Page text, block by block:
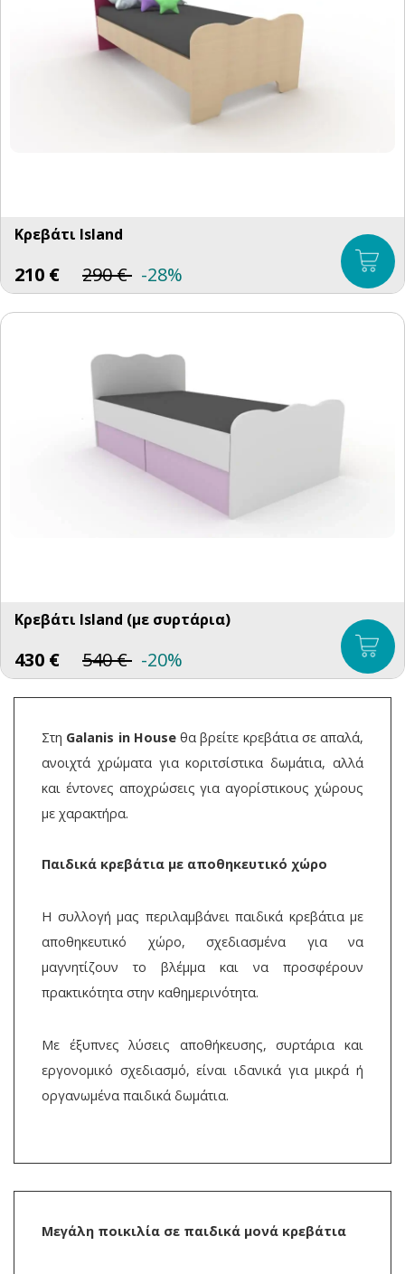
Κρεβάτι Island
210 € 290€ -28%
Κρεβάτι Island (με συρτάρια)
430 € 540€ -20%
Στη Galanis in Houseθα βρείτε κρεβάτια σε απαλά,
ανοιχτά χρώματα για κοριτσίστικα δωμάτια, αλλά
και έντονες αποχρώσεις για αγορίστικους χώρους
με χαρακτήρα.
Παιδικά κρεβάτια με αποθηκευτικό χώρο
Η συλλογή μας περιλαμβάνει παιδικά κρεβάτια με
αποθηκευτικό χώρο, σχεδιασμένα για να
μαγνητίζουν το βλέμμα και να προσφέρουν
πρακτικότητα στην καθημερινότητα.
Με έξυπνες λύσεις αποθήκευσης, συρτάρια και
εργονομικό σχεδιασμό, είναι ιδανικά για μικρά ή
οργανωμένα παιδικά δωμάτια.
Μεγάλη ποικιλία σε παιδικά μονά κρεβάτια